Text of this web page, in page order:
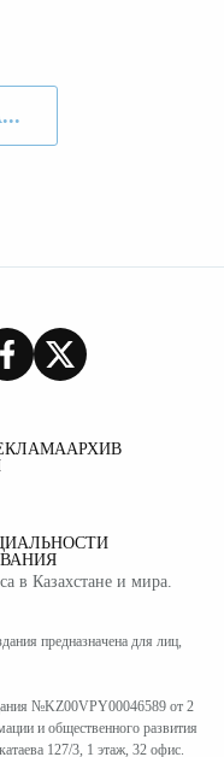
АРХИВ
в Казахстане и мира.
предназначена для лиц,
№KZ00VPY00046589 от 2
и общественного развития
127/3, 1 этаж, 32 офис.